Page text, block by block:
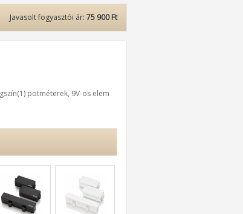
Javasolt fogyasztói ár: 75 900 Ft
potméterek, 9V-os elem